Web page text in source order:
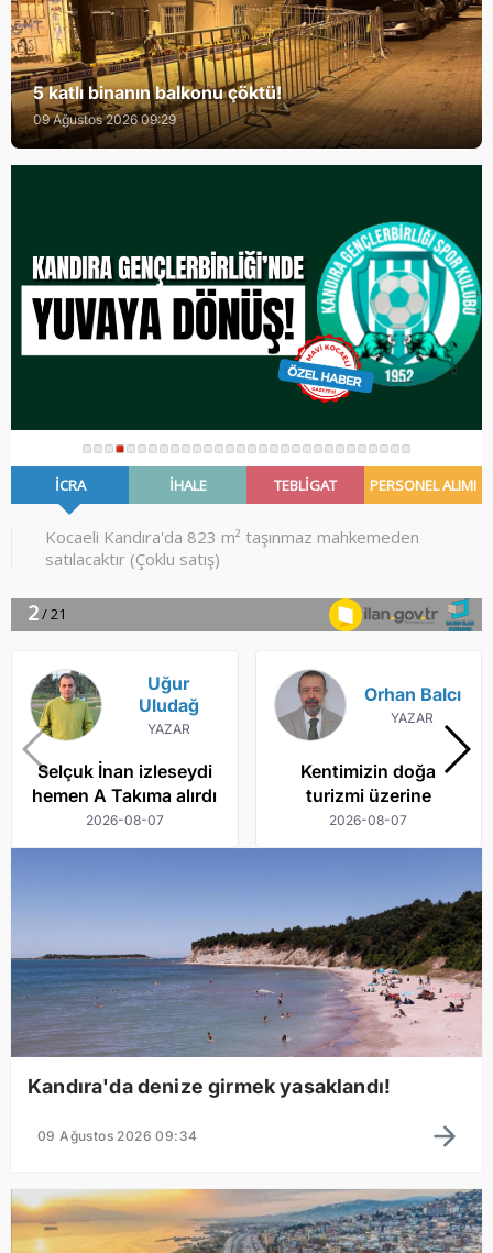
5 katlı binanın balkonu çöktü!
09 Ağustos 2026 09:29
Uğur
Uludağ
YAZAR
Selçuk İnan izleseydi
hemen A Takıma alırdı
2026-08-07
Orhan Balcı
YAZAR
Kentimizin doğa
turizmi üzerine
2026-08-07
Kandıra'da denize girmek yasaklandı!
09 Ağustos 2026 09:34